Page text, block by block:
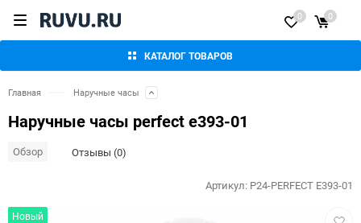
КАТАЛОГ ТОВАРОВ
0 0
Главная Наручные часы
Наручные часы perfect e393-01
Обзор Отзывы (0)
Новый
Артикул: P24-PERFECT E393-01